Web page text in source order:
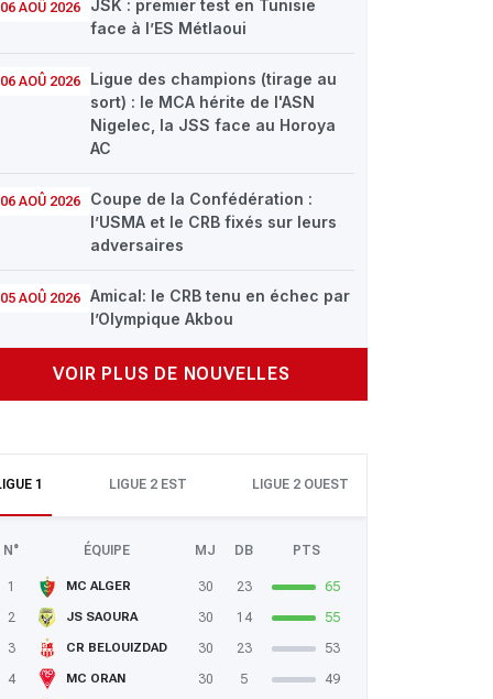
06 AOÛ 2026
JSK : premier test en Tunisie
face à l’ES Métlaoui
06 AOÛ 2026
Ligue des champions (tirage au
sort) : le MCA hérite de l'ASN
Nigelec, la JSS face au Horoya
AC
06 AOÛ 2026
Coupe de la Confédération :
l’USMA et le CRB fixés sur leurs
adversaires
05 AOÛ 2026
Amical: le CRB tenu en échec par
l’Olympique Akbou
VOIR PLUS DE NOUVELLES
1 LIGUE 2 EST LIGUE 2 OUEST
N° ÉQUIPE MJ DB PTS
1 MC ALGER 30 23
65
2
JS SAOURA 30 14
55
3
CR BELOUIZDAD 30 23
53
4
MC ORAN 30 5
49